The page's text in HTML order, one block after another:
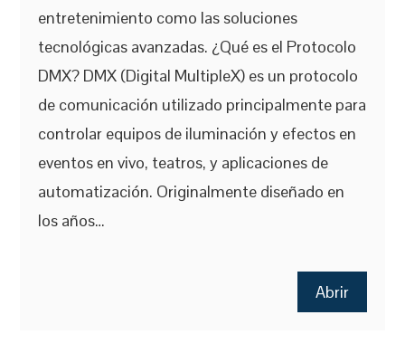
entretenimiento como las soluciones
tecnológicas avanzadas. ¿Qué es el Protocolo
DMX? DMX (Digital MultipleX) es un protocolo
de comunicación utilizado principalmente para
controlar equipos de iluminación y efectos en
eventos en vivo, teatros, y aplicaciones de
automatización. Originalmente diseñado en
los años…
Abrir